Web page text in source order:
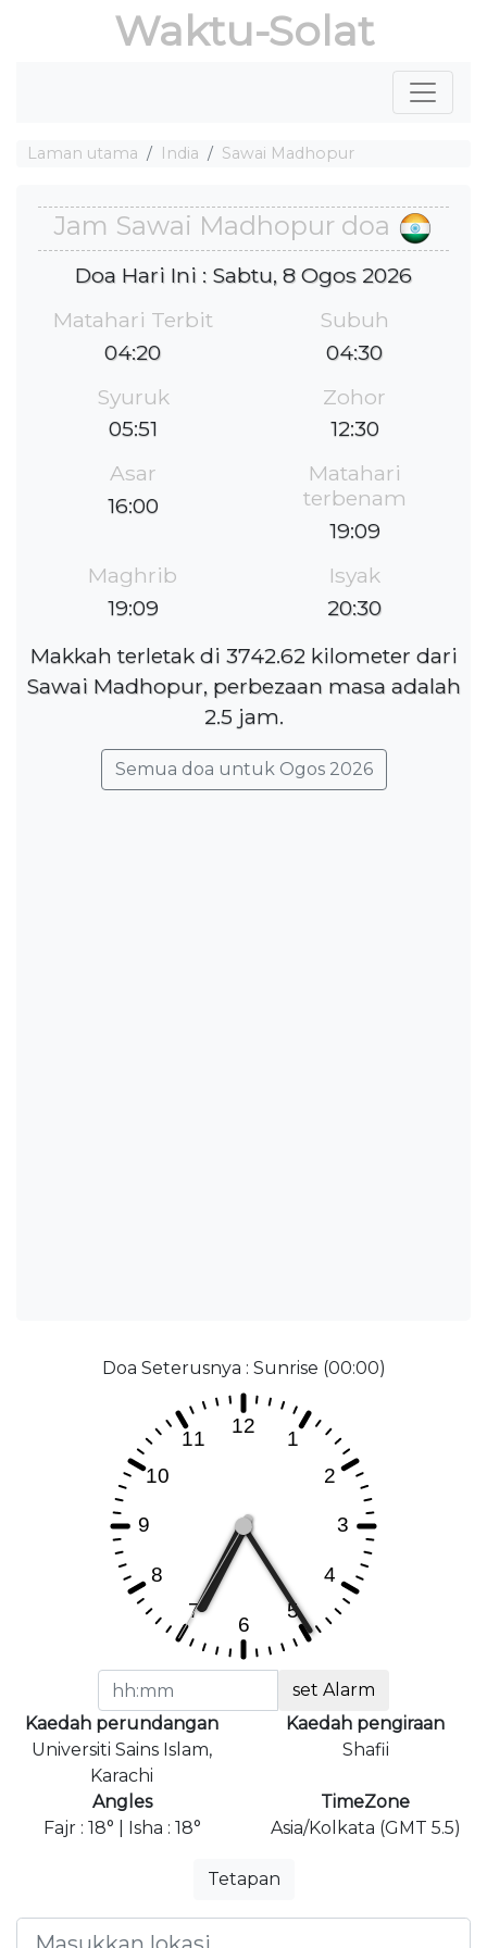
Waktu-Solat
Laman utama India Sawai Madhopur
Jam Sawai Madhopur doa
Doa Hari Ini : Sabtu, 8 Ogos 2026
Matahari Terbit
04:20
Subuh
04:30
Syuruk
05:51
Zohor
12:30
Asar
16:00
Matahari
terbenam
19:09
Maghrib
19:09
Isyak
20:30
Makkah terletak di 3742.62 kilometer dari
Sawai Madhopur, perbezaan masa adalah
2.5 jam.
Semua doa untuk Ogos 2026
Doa Seterusnya : Sunrise (00:00)
set Alarm
Kaedah perundangan
Universiti Sains Islam,
Karachi
Kaedah pengiraan
Shafii
Angles
Fajr : 18° | Isha : 18°
TimeZone
Asia/Kolkata (GMT 5.5)
Tetapan